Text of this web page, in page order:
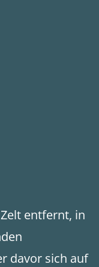
entfernt, in
davor sich auf